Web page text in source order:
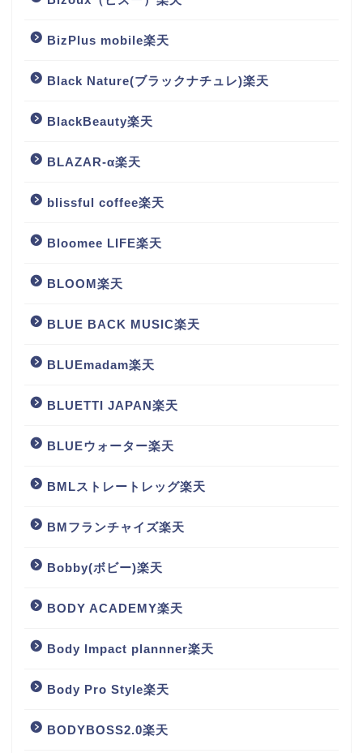
BizPlus mobile楽天
Black Nature(ブラックナチュレ)楽天
BlackBeauty楽天
BLAZAR-α楽天
blissful coffee楽天
Bloomee LIFE楽天
BLOOM楽天
BLUE BACK MUSIC楽天
BLUEmadam楽天
BLUETTI JAPAN楽天
BLUEウォーター楽天
BMLストレートレッグ楽天
BMフランチャイズ楽天
Bobby(ボビー)楽天
BODY ACADEMY楽天
Body Impact plannner楽天
Body Pro Style楽天
BODYBOSS2.0楽天